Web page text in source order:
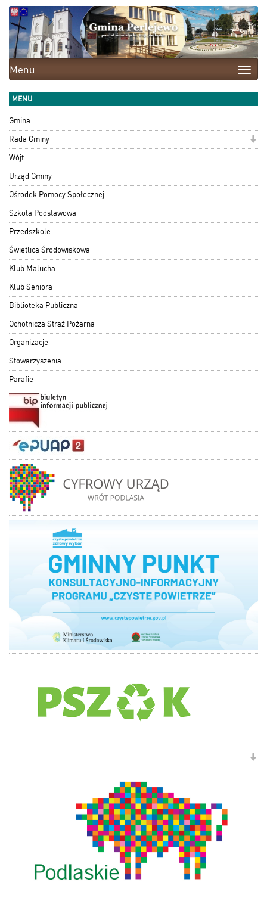
Toggle
Menu
MENU
Gmina
Rada Gminy
Wójt
Urząd Gminy
Ośrodek Pomocy Społecznej
Szkoła Podstawowa
Przedszkole
Świetlica Środowiskowa
Klub Malucha
Klub Seniora
Biblioteka Publiczna
Ochotnicza Straż Pożarna
Organizacje
Stowarzyszenia
Parafie